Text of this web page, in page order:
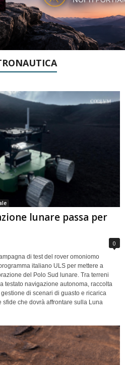
lunare passa per
0
di test del rover omoniomo
italiano ULS per mettere a
del Polo Sud lunare. Tra terreni
testato navigazione autonoma, raccolta
di scenari di guasto e ricarica
che dovrà affrontare sulla Luna